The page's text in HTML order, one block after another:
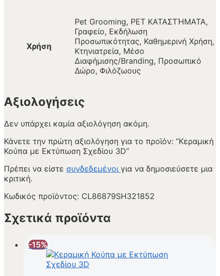
Χρήση
Pet Grooming, PET ΚΑΤΑΣΤΉΜΑΤΑ,
Γραφείο, Εκδήλωση
Προσωπικότητας, Καθημερινή Χρήση,
Κτηνιατρεία, Μέσο
Διαφήμισης/Branding, Προσωπικό
Δώρο, Φιλόζωους
Αξιολογήσεις
Δεν υπάρχει καμία αξιολόγηση ακόμη.
Κάνετε την πρώτη αξιολόγηση για το προϊόν: “Κεραμική
Κούπα με Εκτύπωση Σχεδίου 3D”
Πρέπει να είστε συνδεδεμένοι για να δημοσιεύσετε μια
κριτική.
Κωδικός προϊόντος: CL86879SH321852
Σχετικά προϊόντα
-15%